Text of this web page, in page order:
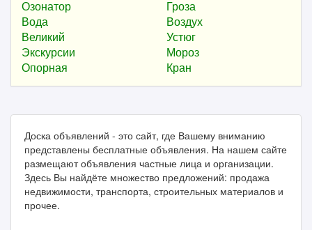
Озонатор
Гроза
Вода
Воздух
Великий
Устюг
Экскурсии
Мороз
Опорная
Кран
Доска объявлений - это сайт, где Вашему вниманию
представлены бесплатные объявления. На нашем сайте
размещают объявления частные лица и организации.
Здесь Вы найдёте множество предложений: продажа
недвижимости, транспорта, строительных материалов и
прочее.